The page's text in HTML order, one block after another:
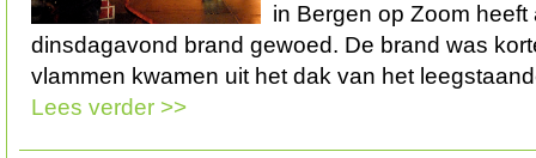
in Bergen op Zoom heeft
dinsdagavond brand gewoed. De brand was
vlammen kwamen uit het dak van het
Lees verder >>